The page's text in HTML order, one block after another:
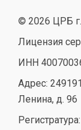
© 2026 ЦРБ
Лицензия
ИНН
Адрес:
Ленина, д. 96